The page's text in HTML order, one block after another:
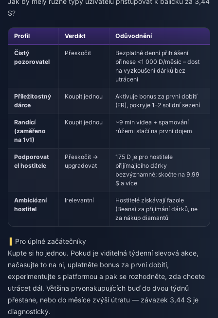
$?
Profil Verdikt Odůvodnění
Čistý
pozorovatel
Přeskočit
Bezplatné denní přihlášení
přinese <1 000 D/měsíc – dost
na vyzkoušení dárků bez
utrácení
Příležitostný
dárce
Koupit jednou
Aktivuje bonus za první dobití
(FR), pokryje 1–2 solidní sezení
Randící
(zaměřeno
na 1v1)
Koupit jednou
~9 min videa + spamování
růžemi stačí na první dojem
Podporovat
el hostitele
Přeskočit →
upgradovat
175 D je pro hostitele
přijímajícího dárky
bezvýznamné; skočte na 9,99
$ a více
Ambiciózní
hostitel
Irelevantní
Hostitelé získávají fazole
(Beans) za přijímání dárků, ne
za nákup diamantů
Pro úplné začátečníky
Kupte si ho jednou. Pokud je viditelná týdenní slevová akce,
načasujte to na ni, uplatněte bonus za první dobití,
experimentujte s platformou a pak se rozhodněte, zda chcete
utrácet dál. Většina prvonakupujících buď do dvou týdnů
přestane, nebo do měsíce zvýší útratu — závazek 3,44 $ je
diagnostický.